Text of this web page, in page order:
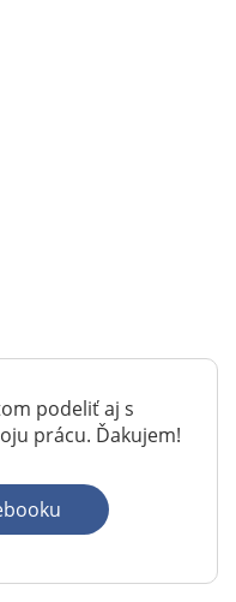
podeliť aj s
prácu. Ďakujem!